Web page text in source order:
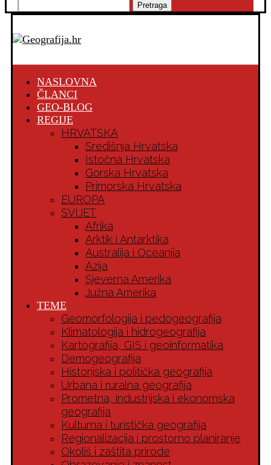
Pretraga
NASLOVNA
ČLANCI
GEO-BLOG
REGIJE
HRVATSKA
Središnja Hrvatska
Istočna Hrvatska
Gorska Hrvatska
Primorska Hrvatska
EUROPA
SVIJET
Afrika
Arktik i Antarktika
Australija i Oceanija
Azija
Sjeverna Amerika
Južna Amerika
TEME
Geomorfologija i pedogeografija
Klimatologija i hidrogeografija
Kartografija, GIS i geoinformatika
Demogeografija
Historijska i politička geografija
Urbana i ruralna geografija
Prometna, industrijska i ekonomska
geografija
Kulturna i turistička geografija
Regionalizacija i prostorno planiranje
Okoliš i zaštita prirode